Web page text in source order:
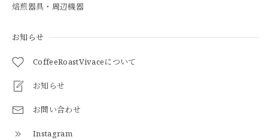
焙煎器具・周辺機器
お知らせ
CoffeeRoastVivaceについて
お知らせ
お問い合わせ
Instagram